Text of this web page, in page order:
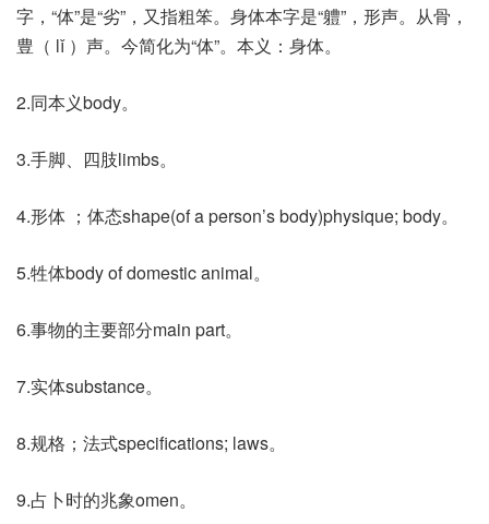
字，“体”是“劣”，又指粗笨。身体本字是“軆”，形声。从骨，
豊（ lǐ ）声。今简化为“体”。本义：身体。
2.同本义body。
3.手脚、四肢limbs。
4.形体 ；体态shape(of a person’s body)physique; body。
5.牲体body of domestic animal。
6.事物的主要部分main part。
7.实体substance。
8.规格；法式specifications; laws。
9.占卜时的兆象omen。